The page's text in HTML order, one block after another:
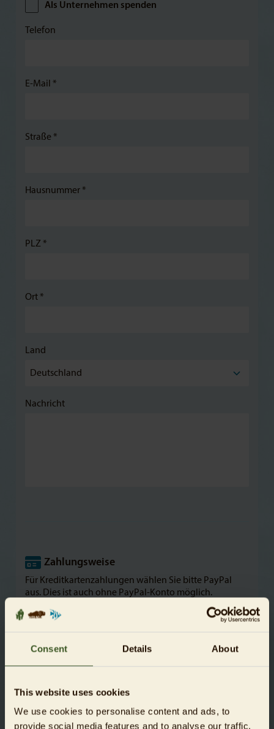
Consent Details About
This website uses cookies
We use cookies to personalise content and ads, to
provide social media features and to analyse our traffic.
Als Unternehmen spenden
Telefon
E-Mail *
Straße *
Hausnummer *
PLZ *
Ort *
Land
Nachricht
Zahlungsweise
Für Kreditkartenzahlungen wählen Sie bitte PayPal
aus. Dies ist auch ohne PayPal-Konto möglich.